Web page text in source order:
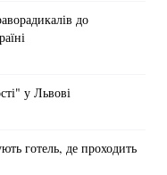
до
у Львові
готель, де проходить